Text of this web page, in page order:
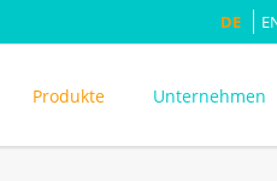
DE
Produkte Unternehmen